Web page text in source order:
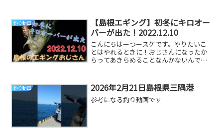
釣り動画
【島根エギング】初冬にキロオー
バーが出た！2022.12.10
こんにちはーつースケです。やりたいこ
とはやれるときに！おじさんになったか
らってあきらめることなんかないんです
釣り動画 2026年2月21日島根県三隅港
参考になる釣り動画です